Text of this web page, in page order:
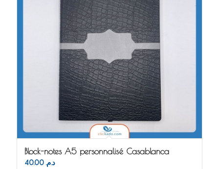
Block-notes A5 personnalisé Casablanca
د.م. 40.00